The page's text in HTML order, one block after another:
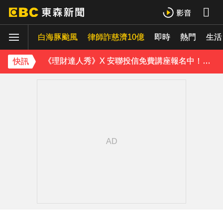
白海豚颱風 律師詐慈濟10億 即時 熱門 生活
快訊
雲林羊肉查出汙染源！ 草料驗出戴奧辛超標
白海豚轉彎逼近中國！陸專家：恐破山竹75年紀錄
《理財達人秀》X 安聯投信免費講座報名中！搶先卡位 2027